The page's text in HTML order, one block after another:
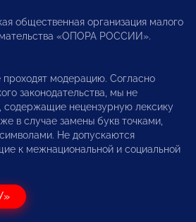
общественная организация малого
«ОПОРА РОССИИ».
модерацию. Согласно
законодательства, мы не
содержащие нецензурную лексику
в случае замены букв точками,
Не допускаются
к межнациональной и социальной